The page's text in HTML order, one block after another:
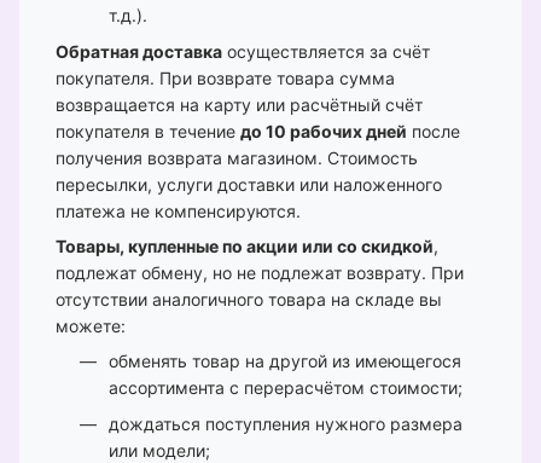
т.д.).
Обратная доставка осуществляется за счёт
покупателя. При возврате товара сумма
возвращается на карту или расчётный счёт
покупателя в течение до 10 рабочих дней после
получения возврата магазином. Стоимость
пересылки, услуги доставки или наложенного
платежа не компенсируются.
Товары, купленные по акции или со скидкой,
подлежат обмену, но не подлежат возврату. При
отсутствии аналогичного товара на складе вы
можете:
обменять товар на другой из имеющегося
ассортимента с перерасчётом стоимости;
дождаться поступления нужного размера
или модели;